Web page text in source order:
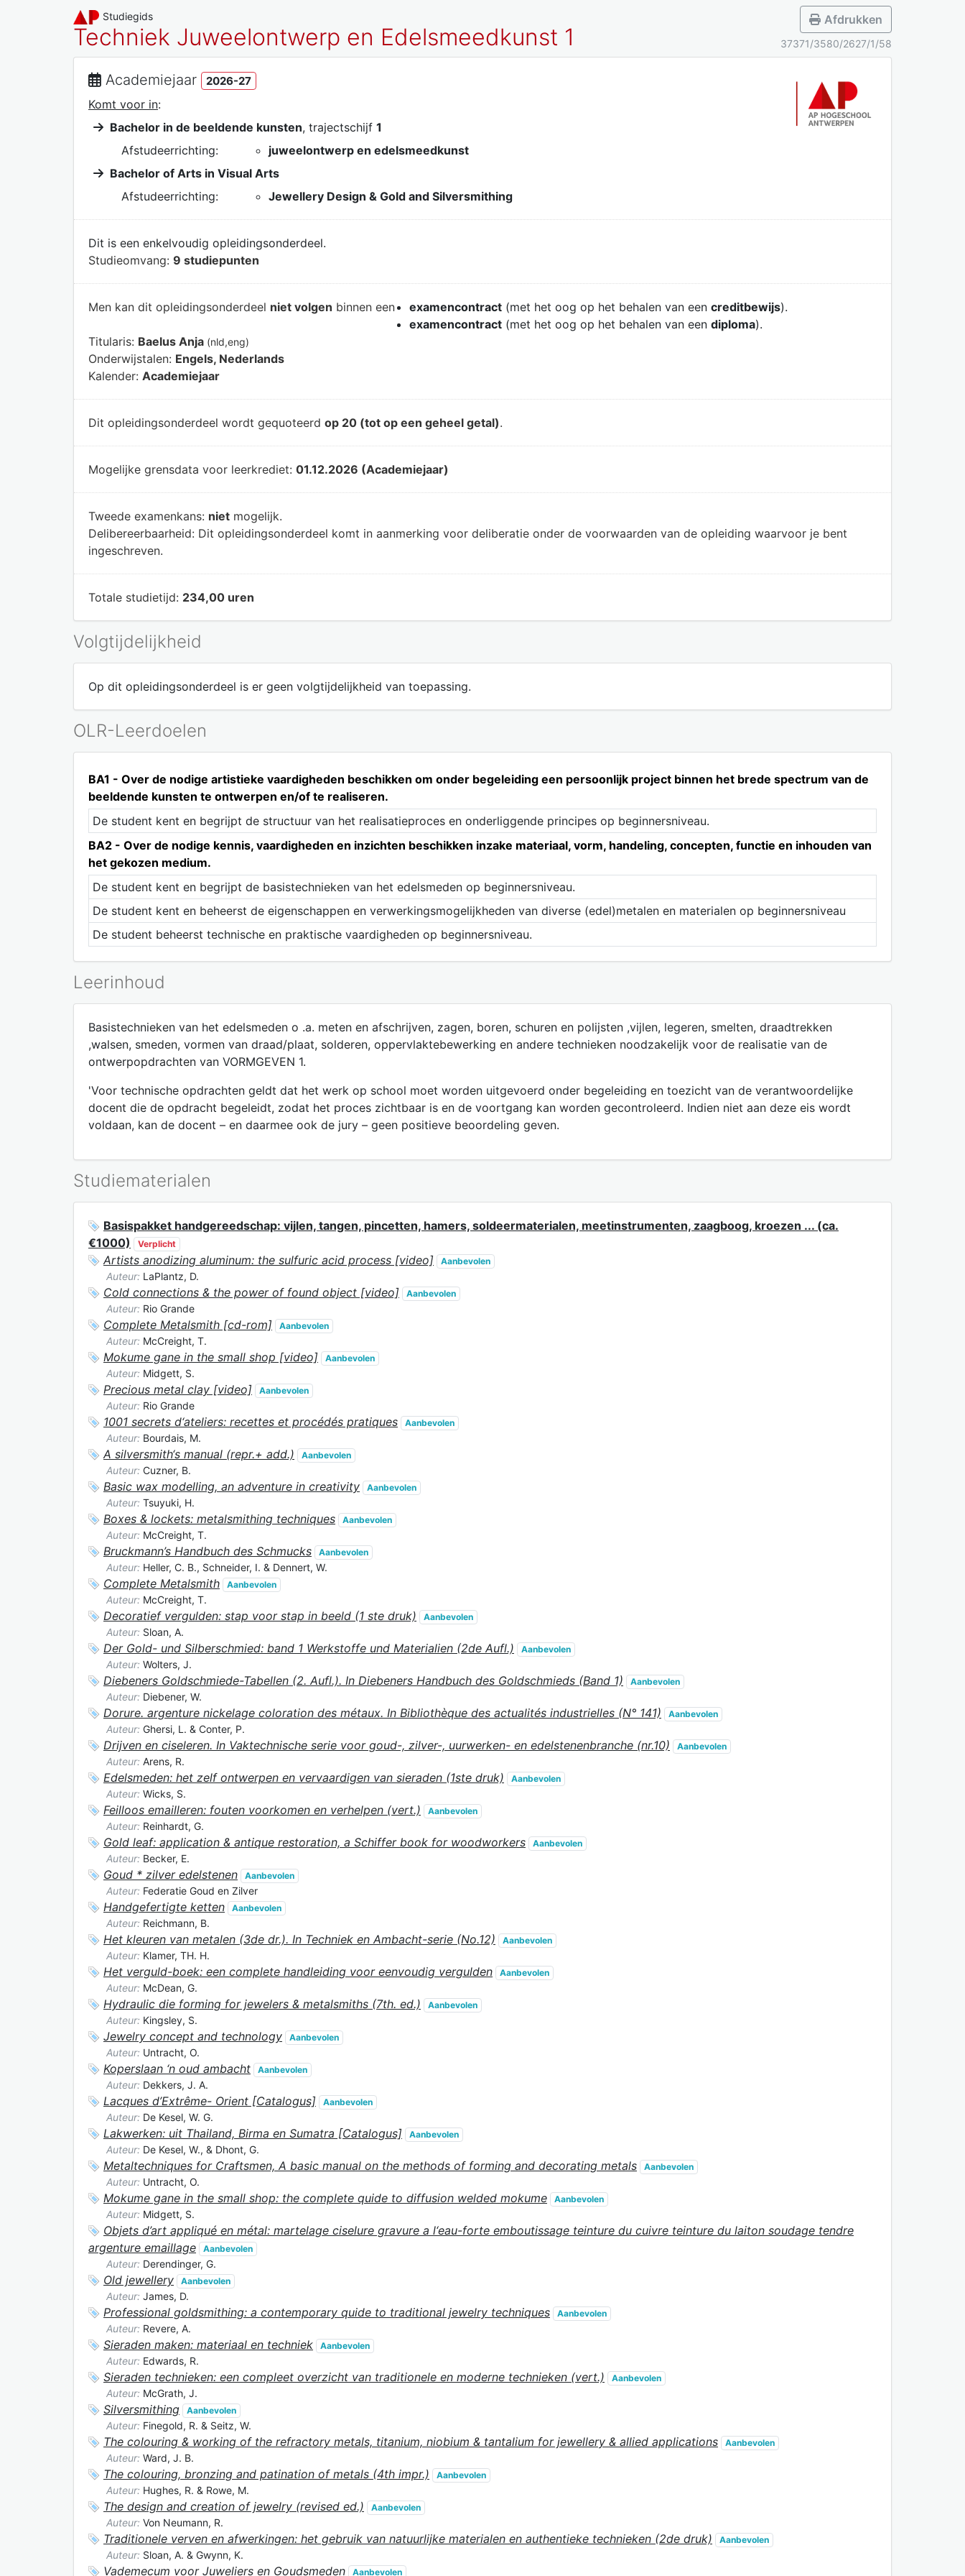
Studiegids
Techniek Juweelontwerp en Edelsmeedkunst 1
Afdrukken
37371/3580/2627/1/58
Academiejaar 2026-27
Komt voor in:
Bachelor in de beeldende kunsten, trajectschijf 1
Afstudeerrichting:
juweelontwerp en edelsmeedkunst
Bachelor of Arts in Visual Arts
Afstudeerrichting:
Jewellery Design & Gold and Silversmithing
Dit is een enkelvoudig opleidingsonderdeel.
Studieomvang: 9 studiepunten
Men kan dit opleidingsonderdeel niet volgen binnen een examencontract (met het oog op het behalen van een creditbewijs).
examencontract (met het oog op het behalen van een diploma).
Titularis: Baelus Anja (nld,eng)
Onderwijstalen: Engels, Nederlands
Kalender: Academiejaar
Dit opleidingsonderdeel wordt gequoteerd op 20 (tot op een geheel getal).
Mogelijke grensdata voor leerkrediet: 01.12.2026 (Academiejaar)
Tweede examenkans: niet mogelijk.
Delibereerbaarheid: Dit opleidingsonderdeel komt in aanmerking voor deliberatie onder de voorwaarden van de opleiding waarvoor je bent
ingeschreven.
Totale studietijd: 234,00 uren
Volgtijdelijkheid
Op dit opleidingsonderdeel is er geen volgtijdelijkheid van toepassing.
OLR-Leerdoelen
BA1 - Over de nodige artistieke vaardigheden beschikken om onder begeleiding een persoonlijk project binnen het brede spectrum van de
beeldende kunsten te ontwerpen en/of te realiseren.
De student kent en begrijpt de structuur van het realisatieproces en onderliggende principes op beginnersniveau.
BA2 - Over de nodige kennis, vaardigheden en inzichten beschikken inzake materiaal, vorm, handeling, concepten, functie en inhouden van
het gekozen medium.
De student kent en begrijpt de basistechnieken van het edelsmeden op beginnersniveau.
De student kent en beheerst de eigenschappen en verwerkingsmogelijkheden van diverse (edel)metalen en materialen op beginnersniveau
De student beheerst technische en praktische vaardigheden op beginnersniveau.
Leerinhoud
Basistechnieken van het edelsmeden o .a. meten en afschrijven, zagen, boren, schuren en polijsten ,vijlen, legeren, smelten, draadtrekken
,walsen, smeden, vormen van draad/plaat, solderen, oppervlaktebewerking en andere technieken noodzakelijk voor de realisatie van de
ontwerpopdrachten van VORMGEVEN 1.
'Voor technische opdrachten geldt dat het werk op school moet worden uitgevoerd onder begeleiding en toezicht van de verantwoordelijke
docent die de opdracht begeleidt, zodat het proces zichtbaar is en de voortgang kan worden gecontroleerd. Indien niet aan deze eis wordt
voldaan, kan de docent – en daarmee ook de jury – geen positieve beoordeling geven.
Studiematerialen
Basispakket handgereedschap: vijlen, tangen, pincetten, hamers, soldeermaterialen, meetinstrumenten, zaagboog, kroezen ... (ca.
€1000)
Verplicht
Artists anodizing aluminum: the sulfuric acid process [video] Aanbevolen
Auteur: LaPlantz, D.
Cold connections & the power of found object [video] Aanbevolen
Auteur: Rio Grande
Complete Metalsmith [cd-rom] Aanbevolen
Auteur: McCreight, T.
Mokume gane in the small shop [video] Aanbevolen
Auteur: Midgett, S.
Precious metal clay [video] Aanbevolen
Auteur: Rio Grande
1001 secrets d‘ateliers: recettes et procédés pratiques Aanbevolen
Auteur: Bourdais, M.
A silversmith‘s manual (repr.+ add.) Aanbevolen
Auteur: Cuzner, B.
Basic wax modelling, an adventure in creativity Aanbevolen
Auteur: Tsuyuki, H.
Boxes & lockets: metalsmithing techniques Aanbevolen
Auteur: McCreight, T.
Bruckmann’s Handbuch des Schmucks Aanbevolen
Auteur: Heller, C. B., Schneider, I. & Dennert, W.
Complete Metalsmith Aanbevolen
Auteur: McCreight, T.
Decoratief vergulden: stap voor stap in beeld (1 ste druk) Aanbevolen
Auteur: Sloan, A.
Der Gold- und Silberschmied: band 1 Werkstoffe und Materialien (2de Aufl.) Aanbevolen
Auteur: Wolters, J.
Diebeners Goldschmiede-Tabellen (2. Aufl.). In Diebeners Handbuch des Goldschmieds (Band 1) Aanbevolen
Auteur: Diebener, W.
Dorure. argenture nickelage coloration des métaux. In Bibliothèque des actualités industrielles (N° 141) Aanbevolen
Auteur: Ghersi, L. & Conter, P.
Drijven en ciseleren. In Vaktechnische serie voor goud-, zilver-, uurwerken- en edelstenenbranche (nr.10) Aanbevolen
Auteur: Arens, R.
Edelsmeden: het zelf ontwerpen en vervaardigen van sieraden (1ste druk) Aanbevolen
Auteur: Wicks, S.
Feilloos emailleren: fouten voorkomen en verhelpen (vert.) Aanbevolen
Auteur: Reinhardt, G.
Gold leaf: application & antique restoration, a Schiffer book for woodworkers Aanbevolen
Auteur: Becker, E.
Goud * zilver edelstenen Aanbevolen
Auteur: Federatie Goud en Zilver
Handgefertigte ketten Aanbevolen
Auteur: Reichmann, B.
Het kleuren van metalen (3de dr.). In Techniek en Ambacht-serie (No.12) Aanbevolen
Auteur: Klamer, TH. H.
Het verguld-boek: een complete handleiding voor eenvoudig vergulden Aanbevolen
Auteur: McDean, G.
Hydraulic die forming for jewelers & metalsmiths (7th. ed.) Aanbevolen
Auteur: Kingsley, S.
Jewelry concept and technology Aanbevolen
Auteur: Untracht, O.
Koperslaan ‘n oud ambacht Aanbevolen
Auteur: Dekkers, J. A.
Lacques d’Extrême- Orient [Catalogus] Aanbevolen
Auteur: De Kesel, W. G.
Lakwerken: uit Thailand, Birma en Sumatra [Catalogus] Aanbevolen
Auteur: De Kesel, W., & Dhont, G.
Metaltechniques for Craftsmen, A basic manual on the methods of forming and decorating metals Aanbevolen
Auteur: Untracht, O.
Mokume gane in the small shop: the complete quide to diffusion welded mokume Aanbevolen
Auteur: Midgett, S.
Objets d’art appliqué en métal: martelage ciselure gravure a l‘eau-forte emboutissage teinture du cuivre teinture du laiton soudage tendre
argenture emaillage
Aanbevolen
Auteur: Derendinger, G.
Old jewellery Aanbevolen
Auteur: James, D.
Professional goldsmithing: a contemporary quide to traditional jewelry techniques Aanbevolen
Auteur: Revere, A.
Sieraden maken: materiaal en techniek Aanbevolen
Auteur: Edwards, R.
Sieraden technieken: een compleet overzicht van traditionele en moderne technieken (vert.) Aanbevolen
Auteur: McGrath, J.
Silversmithing Aanbevolen
Auteur: Finegold, R. & Seitz, W.
The colouring & working of the refractory metals, titanium, niobium & tantalium for jewellery & allied applications Aanbevolen
Auteur: Ward, J. B.
The colouring, bronzing and patination of metals (4th impr.) Aanbevolen
Auteur: Hughes, R. & Rowe, M.
The design and creation of jewelry (revised ed.) Aanbevolen
Auteur: Von Neumann, R.
Traditionele verven en afwerkingen: het gebruik van natuurlijke materialen en authentieke technieken (2de druk) Aanbevolen
Auteur: Sloan, A. & Gwynn, K.
Vademecum voor Juweliers en Goudsmeden Aanbevolen